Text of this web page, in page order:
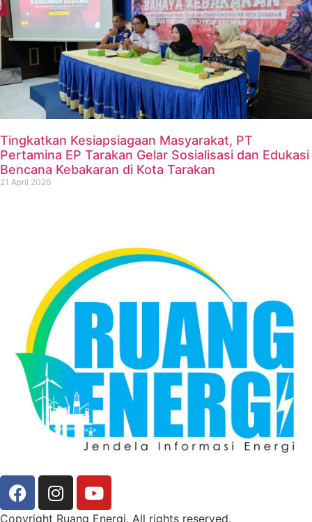
Tingkatkan Kesiapsiagaan Masyarakat, PT
Pertamina EP Tarakan Gelar Sosialisasi dan Edukasi
Bencana Kebakaran di Kota Tarakan
21 April 2026
Copyright Ruang Energi. All rights reserved.